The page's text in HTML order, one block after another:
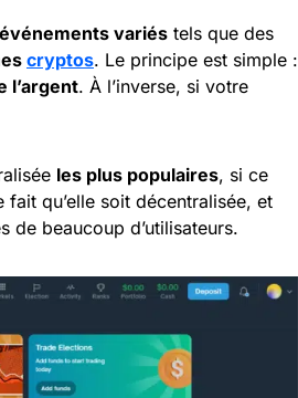
variés tels que des
cryptos. Le principe est simple :
l’argent. À l’inverse, si votre
les plus populaires, si ce
qu’elle soit décentralisée, et
de beaucoup d’utilisateurs.